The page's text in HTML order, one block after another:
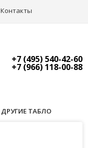
Контакты
+7 (495) 540-42-60
+7 (966) 118-00-88
ДРУГИЕ ТАБЛО